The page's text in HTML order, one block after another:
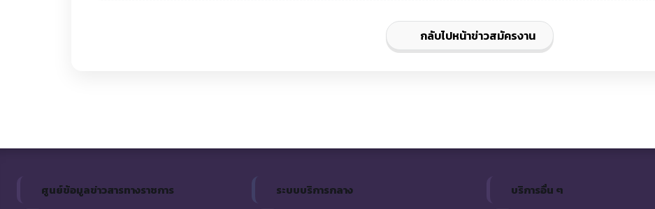
กลับไปหน้าข่าวสมัครงาน
ศูนย์ข้อมูลข่าวสารทางราชการ ระบบบริการกลาง บริการอื่น ๆ